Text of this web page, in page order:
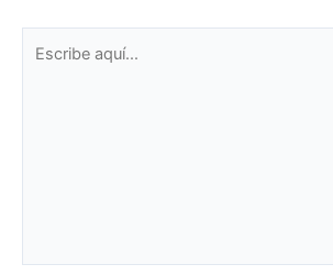
aquí...